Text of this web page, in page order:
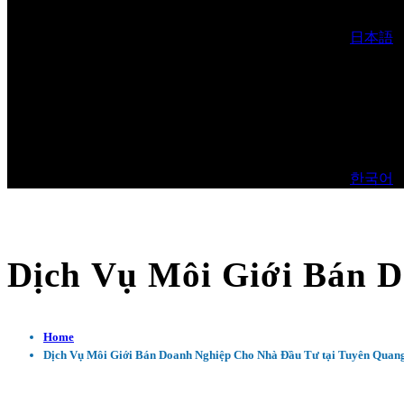
日本語
한국어
Dịch Vụ Môi Giới Bán
Home
Dịch Vụ Môi Giới Bán Doanh Nghiệp Cho Nhà Đầu Tư tại Tuyên